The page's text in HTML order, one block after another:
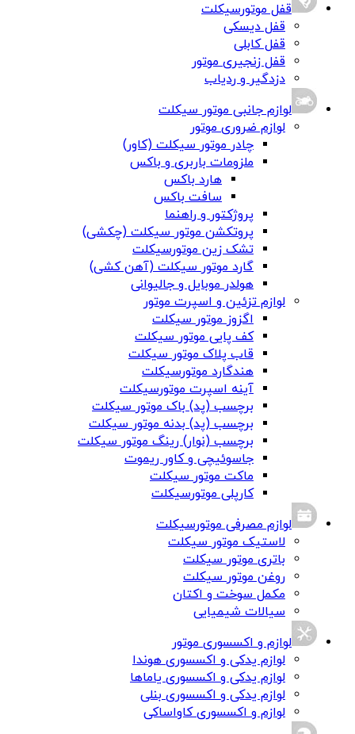
قفل موتورسیکلت
قفل دیسکی
قفل کابلی
قفل زنجیری موتور
دزدگیر و ردیاب
لوازم جانبی موتور سیکلت
لوازم ضروری موتور
چادر موتور سیکلت (کاور)
ملزومات باربری و باکس
هارد باکس
سافت باکس
پروژکتور و راهنما
پروتکشن موتور سیکلت (چکشی)
تشک زین موتورسیکلت
گارد موتور سیکلت (آهن کشی)
هولدر موبایل و جالیوانی
لوازم تزئین و اسپرت موتور
اگزوز موتور سیکلت
کف پایی موتور سیکلت
قاب پلاک موتور سیکلت
هندگارد موتورسیکلت
آینه اسپرت موتورسیکلت
برچسب (پد) باک موتور سیکلت
برچسب (پد) بدنه موتور سیکلت
برچسب (نوار) رینگ موتور سیکلت
جاسوئیچی و کاور ریموت
ماکت موتور سیکلت
کارپلی موتورسیکلت
لوازم مصرفی موتورسیکلت
لاستیک موتور سیکلت
باتری موتور سیکلت
روغن موتور سیکلت
مکمل سوخت و اکتان
سیالات شیمیایی
لوازم و اکسسوری موتور
لوازم یدکی و اکسسوری هوندا
لوازم یدکی و اکسسوری یاماها
لوازم یدکی و اکسسوری بنلی
لوازم و اکسسوری کاواساکی